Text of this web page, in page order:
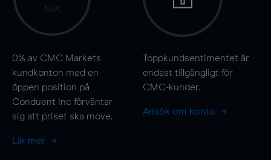
N/A
0% av CMC Markets
kundkonton med en
öppen position på
Conduent Inc förväntar
sig att priset ska move.
Lär mer
Toppkundsentimentet är
endast tillgängligt för
CMC-kunder.
Ansök om konto